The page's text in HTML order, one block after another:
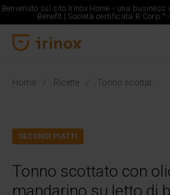
Benvenuto sul sito Irinox Home - una business
Benefit | Società certificata B Corp ™
Home Ricette
SECONDI PIATTI
Tonno scottato con
mandarino su letto di